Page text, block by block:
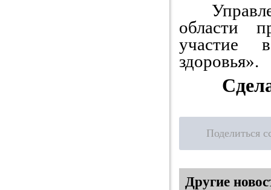
области
участие
здоровья».
Поделиться
Другие